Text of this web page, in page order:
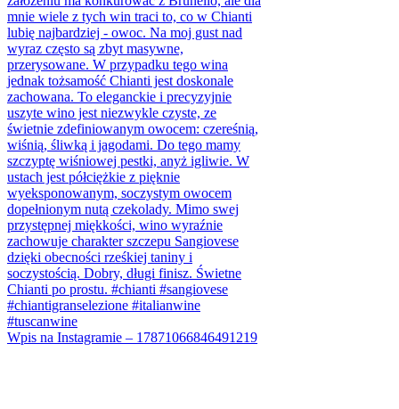
Wpis na Instagramie – 17871066846491219